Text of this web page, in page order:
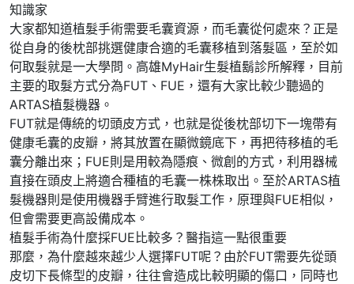
知識家
大家都知道植髮手術需要毛囊資源，而毛囊從何處來？正是
從自身的後枕部挑選健康合適的毛囊移植到落髮區，至於如
何取髮就是一大學問。高雄MyHair生髮植鬍診所解釋，目前
主要的取髮方式分為FUT、FUE，還有大家比較少聽過的
ARTAS植髮機器。
FUT就是傳統的切頭皮方式，也就是從後枕部切下一塊帶有
健康毛囊的皮瓣，將其放置在顯微鏡底下，再把待移植的毛
囊分離出來；FUE則是用較為隱痕、微創的方式，利用器械
直接在頭皮上將適合種植的毛囊一株株取出。至於ARTAS植
髮機器則是使用機器手臂進行取髮工作，原理與FUE相似，
但會需要更高設備成本。
植髮手術為什麼採FUE比較多？醫指這一點很重要
那麼，為什麼越來越少人選擇FUT呢？由於FUT需要先從頭
皮切下長條型的皮瓣，往往會造成比較明顯的傷口，同時也